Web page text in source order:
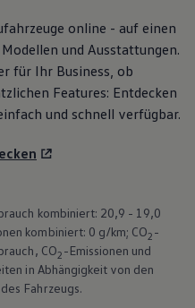
online - auf einen
und Ausstattungen.
für Ihr Business , ob
Features: Entdecken
und schnell verfügbar.
kombiniert: 20,9 - 19,0
kombiniert: 0 g/km; CO2 -
CO2 -Emissionen und
in Abhängigkeit von den
Fahrzeugs.